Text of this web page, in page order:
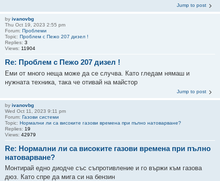
Jump to post
by ivanovbg
Thu Oct 19, 2023 2:55 pm
Forum: Проблеми
Topic: Проблем с Пежо 207 дизел !
Replies: 3
Views: 11904
Re: Проблем с Пежо 207 дизел !
Еми от много неща може да се случва. Като гледам нямаш и
нужната техника, така че отивай на майстор
Jump to post
by ivanovbg
Wed Oct 11, 2023 9:11 pm
Forum: Газови системи
Topic: Нормални ли са високите газови времена при пълно натоварване?
Replies: 19
Views: 42979
Re: Нормални ли са високите газови времена при пълно
натоварване?
Монтирай едно диодче със съпротивление и го вържи към газова
дюз. Като спре да мига си на бензин